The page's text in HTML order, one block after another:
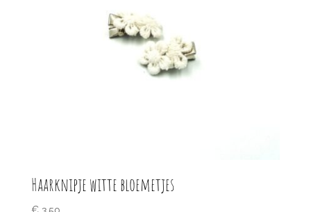
Haarknipje witte bloemetjes
€3,50